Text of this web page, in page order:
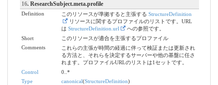
16. ResearchSubject.meta.profile
Definition このリソースが準拠すると主張する StructureDefinition
リソースに関するプロファイルのリストです。URL
は StructureDefinition.url
への参照です。
Short
このリソースが適合を主張するプロファイル
Comments
これらの主張が時間の経過に伴って検証または更新され
る方法と、それらを決定するサーバーや他の基盤に任さ
れます。プロファイルURLのリストは1セットです。
Control
0..*
Type
canonical(StructureDefinition)